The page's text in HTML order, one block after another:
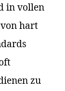
in vollen
hart
zu